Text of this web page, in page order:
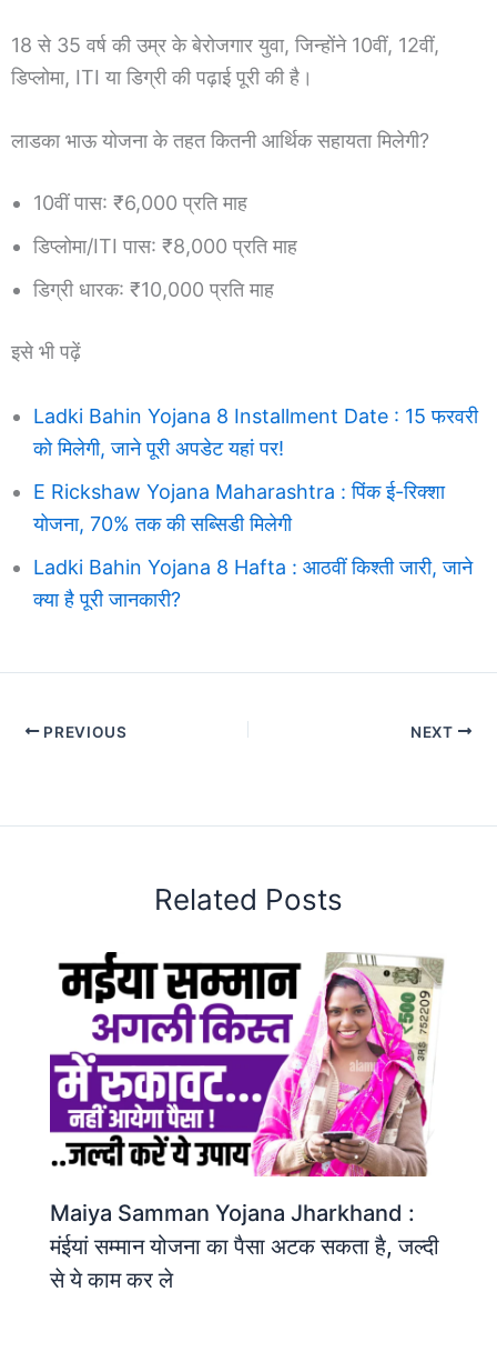
18 से 35 वर्ष की उम्र के बेरोजगार युवा, जिन्होंने 10वीं, 12वीं,
डिप्लोमा, ITI या डिग्री की पढ़ाई पूरी की है।
लाडका भाऊ योजना के तहत कितनी आर्थिक सहायता मिलेगी?
10वीं पास: ₹6,000 प्रति माह
डिप्लोमा/ITI पास: ₹8,000 प्रति माह
डिग्री धारक: ₹10,000 प्रति माह
इसे भी पढ़ें
Ladki Bahin Yojana 8 Installment Date : 15 फरवरी
को मिलेगी, जाने पूरी अपडेट यहां पर!
E Rickshaw Yojana Maharashtra : पिंक ई-रिक्शा
योजना, 70% तक की सब्सिडी मिलेगी
Ladki Bahin Yojana 8 Hafta : आठवीं किश्ती जारी, जाने
क्या है पूरी जानकारी?
PREVIOUS NEXT
Related Posts
Maiya Samman Yojana Jharkhand :
मंईयां सम्मान योजना का पैसा अटक सकता है, जल्दी
से ये काम कर ले